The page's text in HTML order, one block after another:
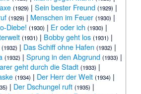
(1929) | Sein bester Freund (1929) |
(1929) | Menschen im Feuer (1930) |
Diebe! (1930) | Er oder ich (1930) |
(1931) | Bobby geht los (1931) |
(1932) | Das Schiff ohne Hafen (1932) |
(1932) | Sprung in den Abgrund (1933) |
geht durch die Stadt (1933) |
(1934) | Der Herr der Welt (1934) |
| Der Dschungel ruft (1935) |